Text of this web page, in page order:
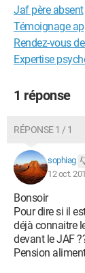
Jaf père absent
Témoignage
Rendez-vous
Expertise
1 réponse
RÉPONSE 1 / 1
sophiag
12 oct.
Bonsoir
Pour dire si il
déjà connaitre
devant le JAF
Pension